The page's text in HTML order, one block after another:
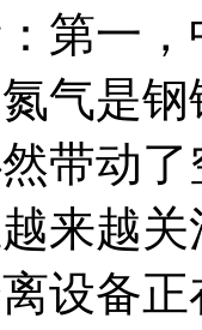
第一
气是
带动
来越
设备